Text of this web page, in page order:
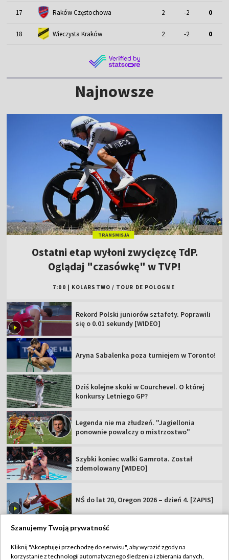
17 Raków Częstochowa 2 -2 0
18 Wieczysta Kraków 2 -2 0
Najnowsze
TRANSMISJA
Ostatni etap wyłoni zwycięzcę TdP.
Oglądaj "czasówkę" w TVP!
7:00 KOLARSTWO / TOUR DE POLOGNE
Rekord Polski juniorów sztafety. Poprawili
się o 0.01 sekundy [WIDEO]
Aryna Sabalenka poza turniejem w Toronto!
Dziś kolejne skoki w Courchevel. O której
konkursy Letniego GP?
Legenda nie ma złudzeń. "Jagiellonia
ponownie powalczy o mistrzostwo"
Szybki koniec walki Gamrota. Został
zdemolowany [WIDEO]
MŚ do lat 20, Oregon 2026 – dzień 4. [ZAPIS]
Szanujemy Twoją prywatność
Kliknij "Akceptuję i przechodzę do serwisu", aby wyrazić zgody na
korzystanie z technologii automatycznego śledzenia i zbierania danych,